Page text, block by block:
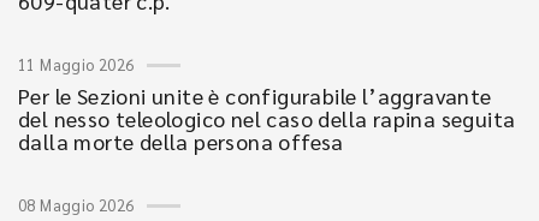
11 Maggio 2026
Per le Sezioni unite è configurabile l’aggravante
del nesso teleologico nel caso della rapina seguita
dalla morte della persona offesa
08 Maggio 2026